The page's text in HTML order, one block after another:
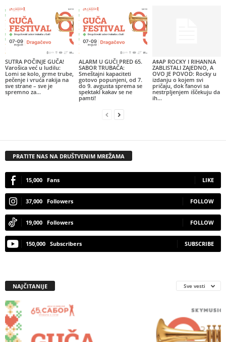
SUTRA POČINJE GUČA!
Varošica već u ludilu:
Lomi se kolo, grme trube,
pečenje i vruća rakija na
sve strane – sve je
spremno za...
ALARM U GUČI PRED 65.
SABOR TRUBAČA:
Smeštajni kapaciteti
gotovo popunjeni, od 7.
do 9. avgusta sprema se
spektakl kakav se ne
pamti!
A$AP ROCKY I RIHANNA
ZABLISTALI ZAJEDNO, A
OVO JE POVOD: Rocky u
izdanju o kojem svi
pričaju, dok fanovi sa
nestrpljenjem iščekuju da
ih...
PRATITE NAS NA DRUŠTVENIM MREŽAMA
15,000 Fans LIKE
37,000 Followers FOLLOW
19,000 Followers FOLLOW
150,000 Subscribers SUBSCRIBE
NAJČITANIJE Sve vesti